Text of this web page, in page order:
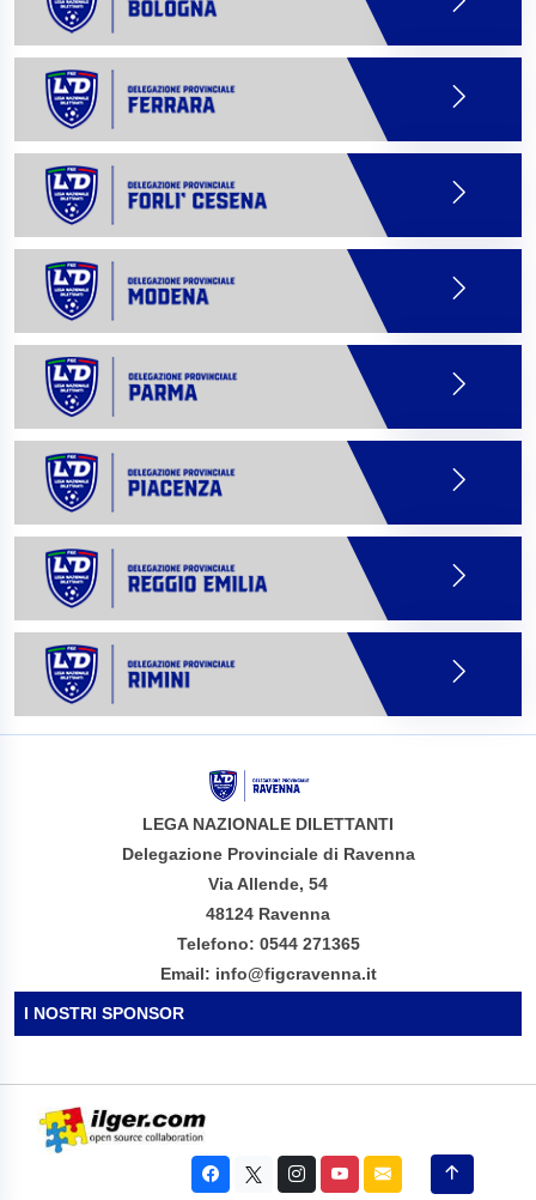
LEGA NAZIONALE DILETTANTI
Delegazione Provinciale di Ravenna
Via Allende, 54
48124 Ravenna
Telefono: 0544 271365
Email: info@figcravenna.it
I NOSTRI SPONSOR